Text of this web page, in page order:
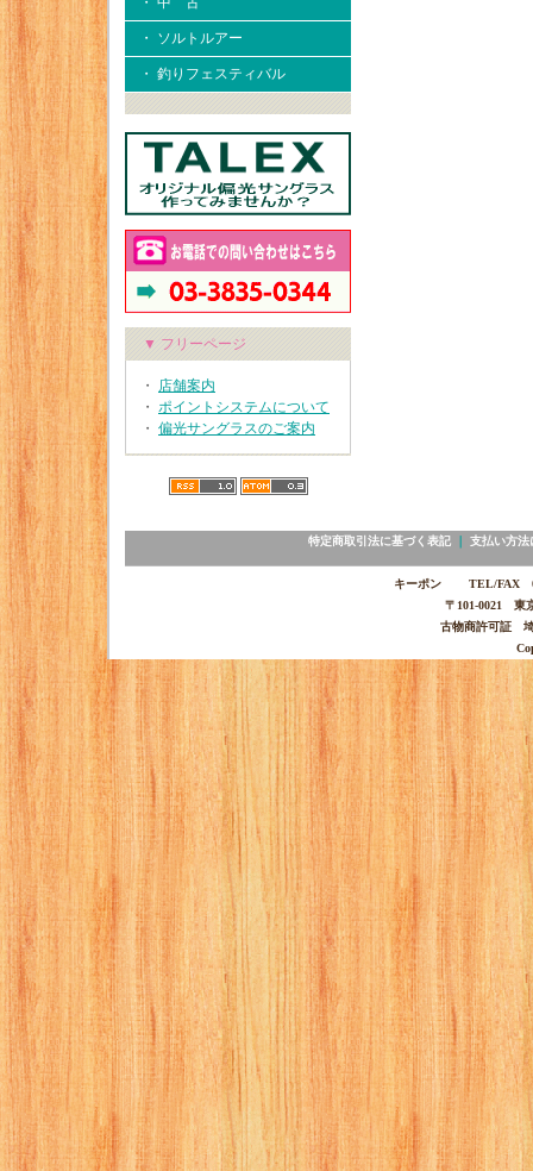
・ ソルトルアー
・ 釣りフェスティバル
▼ フリーページ
・ 店舗案内
・ ポイントシステムについて
・ 偏光サングラスのご案内
特定商取引法に基づく表記｜ 支払い方法
キーポン TEL/FAX
〒101-0021 東
古物商許可証